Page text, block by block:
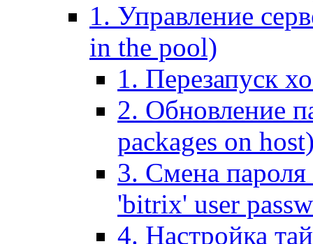
1. Управление
in the pool)
1. Перезапуск
2. Обновление
packages on
3. Смена пароля
'bitrix' user
4. Настройка